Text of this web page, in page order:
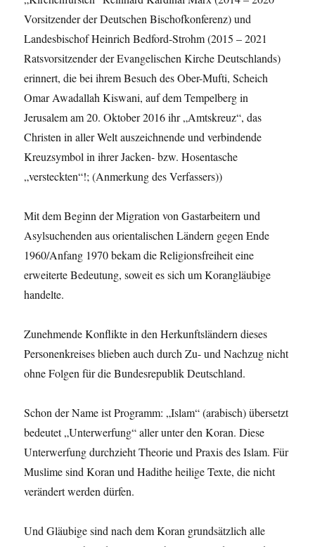
Vorsitzender der Deutschen Bischofkonferenz) und
Landesbischof Heinrich Bedford-Strohm (2015 – 2021
Ratsvorsitzender der Evangelischen Kirche Deutschlands)
erinnert, die bei ihrem Besuch des Ober-Mufti, Scheich
Omar Awadallah Kiswani, auf dem Tempelberg in
Jerusalem am 20. Oktober 2016 ihr „Amtskreuz“, das
Christen in aller Welt auszeichnende und verbindende
Kreuzsymbol in ihrer Jacken- bzw. Hosentasche
„versteckten“!; (Anmerkung des Verfassers))
Mit dem Beginn der Migration von Gastarbeitern und
Asylsuchenden aus orientalischen Ländern gegen Ende
1960/Anfang 1970 bekam die Religionsfreiheit eine
erweiterte Bedeutung, soweit es sich um Korangläubige
handelte.
Zunehmende Konflikte in den Herkunftsländern dieses
Personenkreises blieben auch durch Zu- und Nachzug nicht
ohne Folgen für die Bundesrepublik Deutschland.
Schon der Name ist Programm: „Islam“ (arabisch) übersetzt
bedeutet „Unterwerfung“ aller unter den Koran. Diese
Unterwerfung durchzieht Theorie und Praxis des Islam. Für
Muslime sind Koran und Hadithe heilige Texte, die nicht
verändert werden dürfen.
Und Gläubige sind nach dem Koran grundsätzlich alle